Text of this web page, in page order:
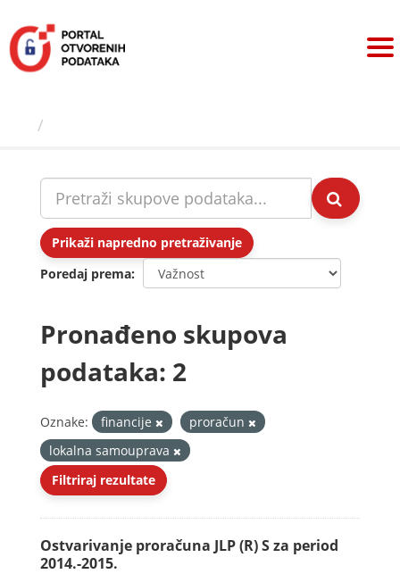
sadržaj
Prikaži napredno pretraživanje
Poredaj prema
Pronađeno skupova
podataka: 2
Oznake: financije
proračun
lokalna samouprava
Filtriraj rezultate
Ostvarivanje proračuna JLP (R) S za period
2014.-2015.